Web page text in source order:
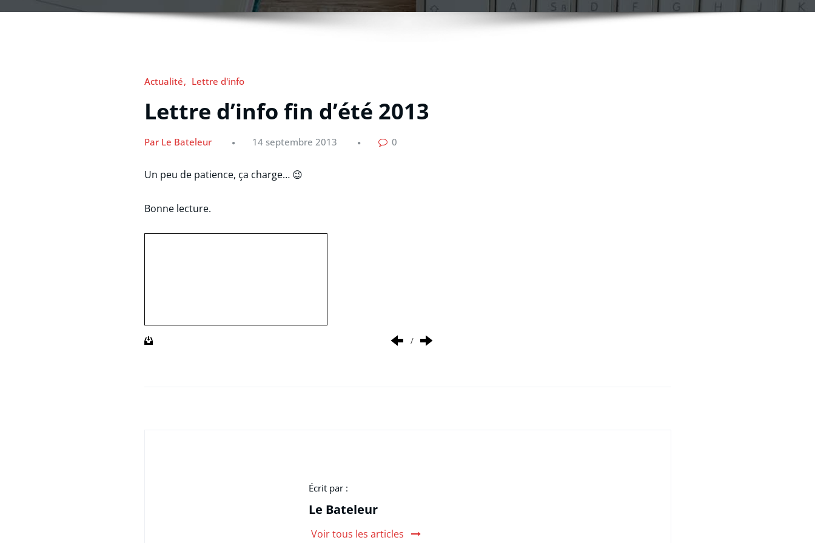
Actualité Lettre d'info
Lettre d’info fin d’été 2013
Par Le Bateleur 14 septembre 2013 0
Un peu de patience, ça charge… 😉
Bonne lecture.
/
Écrit par :
Le Bateleur
Voir tous les articles